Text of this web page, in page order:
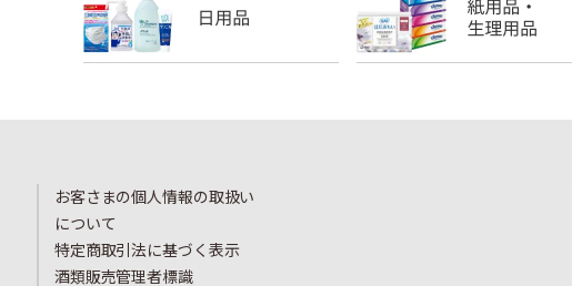
お客さまの個人情報の取扱い
について
特定商取引法に基づく表示
酒類販売管理者標識